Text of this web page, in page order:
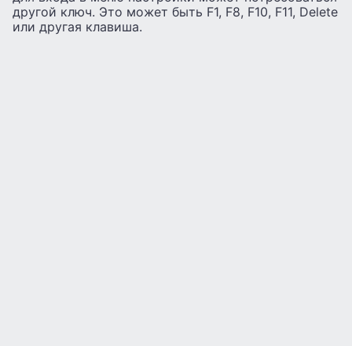
другой ключ. Это может быть F1, F8, F10, F11, Delete
или другая клавиша.